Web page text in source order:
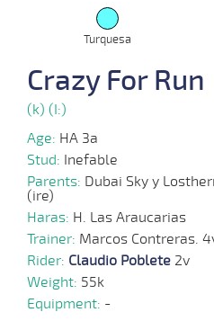
Turquesa
Crazy For Run
(k) (I:)
Age: HA 3a
Stud: Inefable
Parents: Dubai Sky y
(ire)
Haras: H. Las Araucarias
Trainer: Marcos Contreras.
Rider: Claudio Poblete 2v
Weight: 55k
Equipment: -